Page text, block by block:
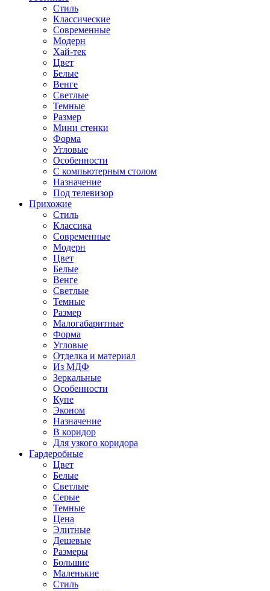
Стиль
Классические
Современные
Модерн
Хай-тек
Цвет
Белые
Венге
Светлые
Темные
Размер
Мини стенки
Форма
Угловые
Особенности
С компьютерным столом
Назначение
Под телевизор
Прихожие
Стиль
Классика
Современные
Модерн
Цвет
Белые
Венге
Светлые
Темные
Размер
Малогабаритные
Форма
Угловые
Отделка и материал
Из МДФ
Зеркальные
Особенности
Купе
Эконом
Назначение
В коридор
Для узкого коридора
Гардеробные
Цвет
Белые
Светлые
Серые
Темные
Цена
Элитные
Дешевые
Размеры
Большие
Маленькие
Стиль